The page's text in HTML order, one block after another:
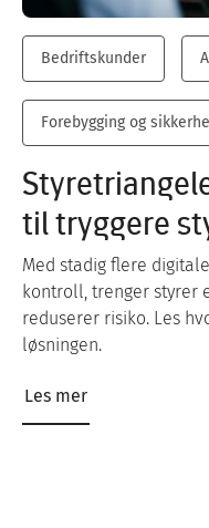
Bedriftskunder
Forebygging og
til tryggere
Med stadig flere
kontroll, trenger styrer
reduserer risiko. Les
løsningen.
Les mer